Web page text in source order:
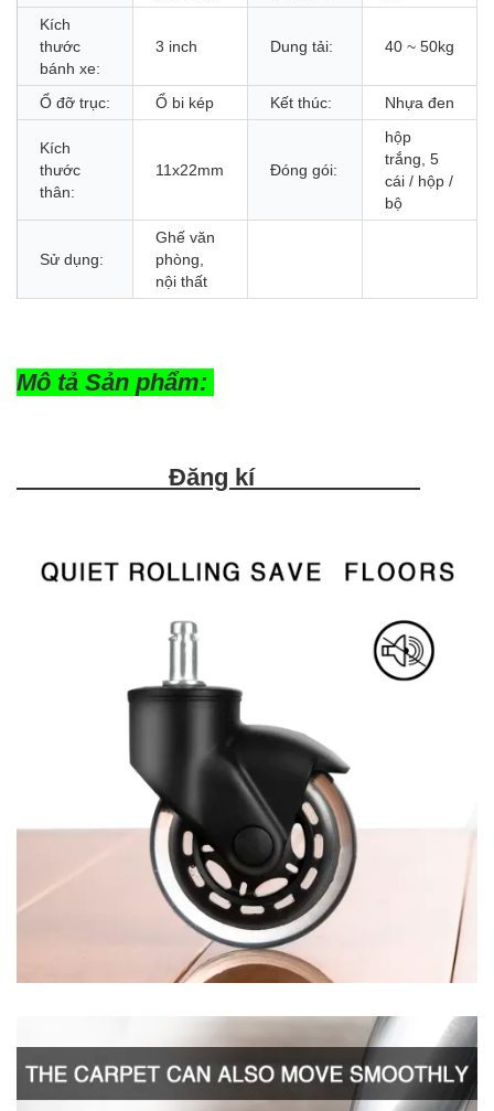
Kích
thước
bánh xe:
3 inch Dung tải: 40 ~ 50kg
Ổ đỡ trục: Ổ bi kép Kết thúc: Nhựa đen
Kích
thước
thân:
11x22mm Đóng gói:
hộp
trắng, 5
cái / hộp /
bộ
Sử dụng:
Ghế văn
phòng,
nội thất
Mô tả Sản phẩm:
Đăng kí